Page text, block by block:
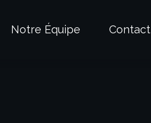
Notre Équipe Contact